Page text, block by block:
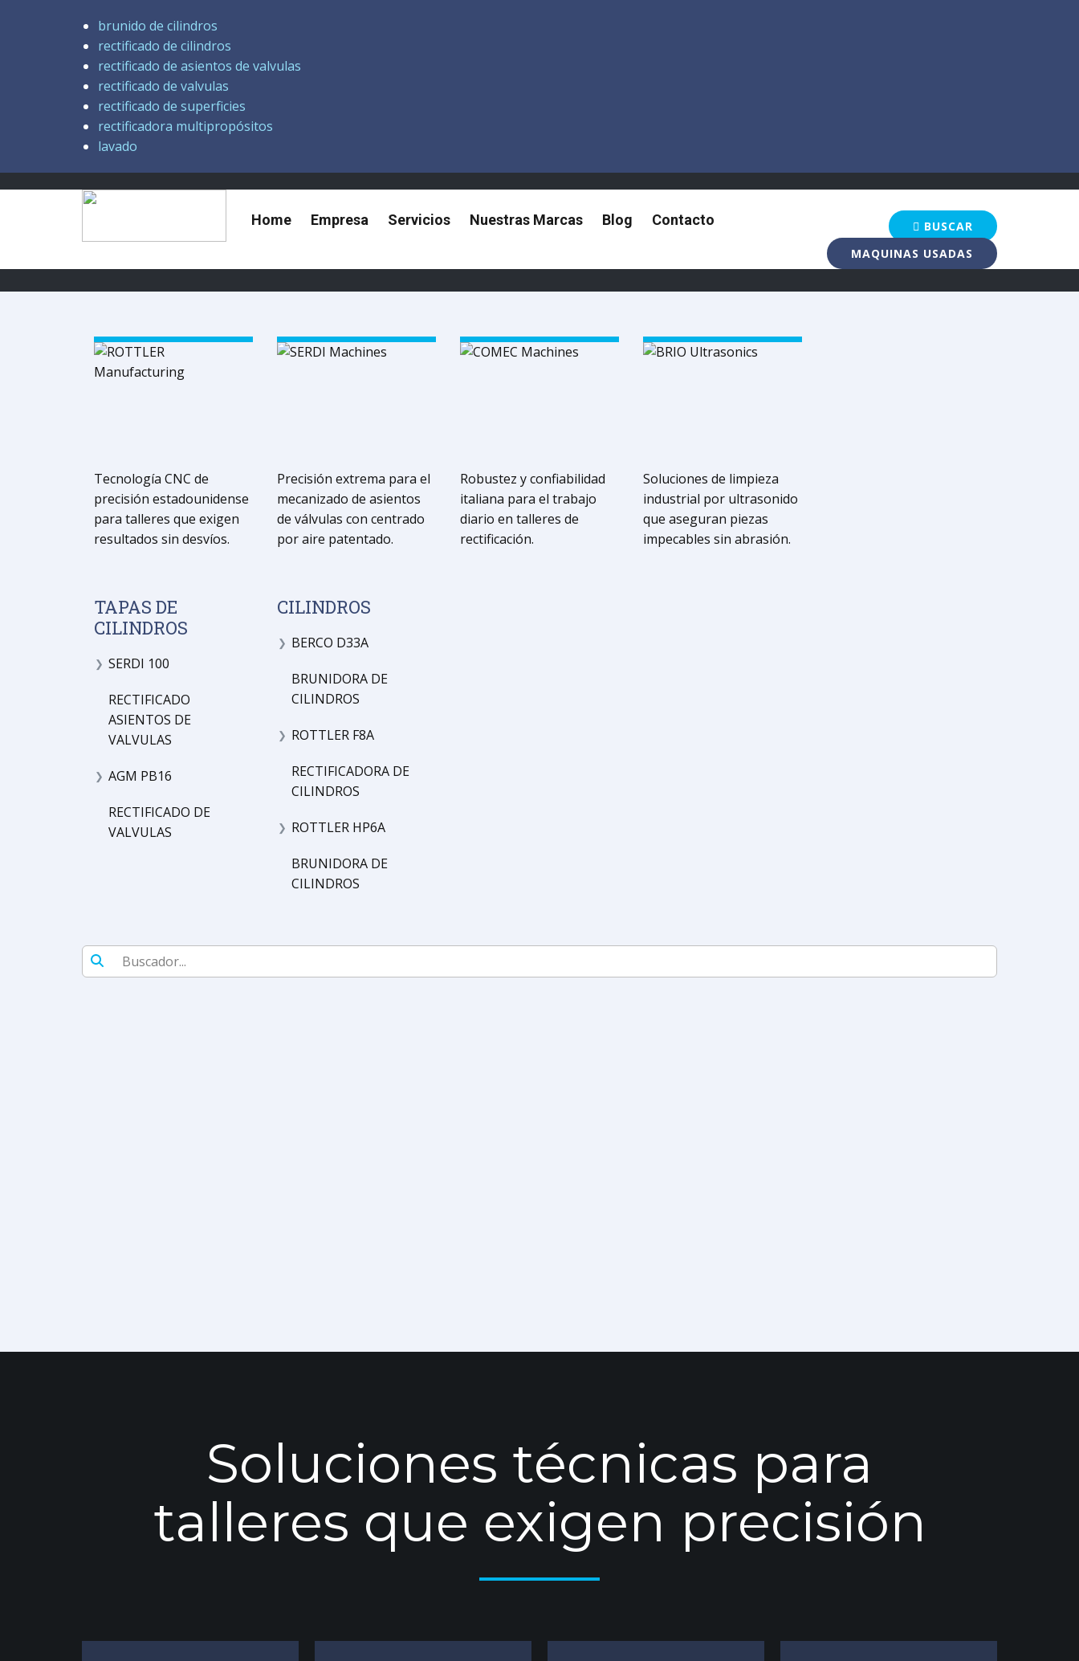
brunido de cilindros
rectificado de cilindros
rectificado de asientos de valvulas
rectificado de valvulas
rectificado de superficies
rectificadora multipropósitos
lavado
Home Empresa Servicios Nuestras Marcas Blog Contacto
BUSCAR
MAQUINAS USADAS
Tecnología CNC de
precisión estadounidense
para talleres que exigen
resultados sin desvíos.
Precisión extrema para el
mecanizado de asientos
de válvulas con centrado
por aire patentado.
Robustez y confiabilidad
italiana para el trabajo
diario en talleres de
rectificación.
Soluciones de limpieza
industrial por ultrasonido
que aseguran piezas
impecables sin abrasión.
TAPAS DE
CILINDROS
❯ SERDI 100
RECTIFICADO
ASIENTOS DE
VALVULAS
❯ AGM PB16
RECTIFICADO DE
VALVULAS
CILINDROS
❯ BERCO D33A
BRUNIDORA DE
CILINDROS
❯ ROTTLER F8A
RECTIFICADORA DE
CILINDROS
❯ ROTTLER HP6A
BRUNIDORA DE
CILINDROS
Soluciones técnicas para
talleres que exigen precisión